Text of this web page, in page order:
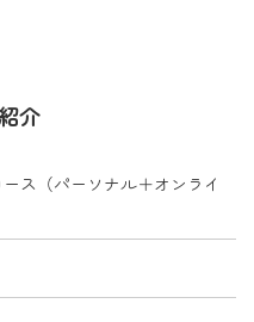
介
ス（パーソナル＋オンライ